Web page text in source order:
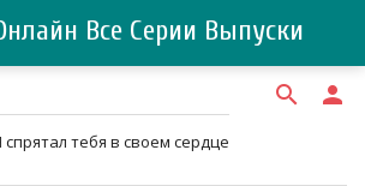
Все Серии Выпуски
search person
спрятал тебя в своем сердце